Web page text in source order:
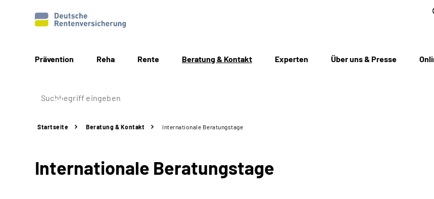
Prävention Reha Rente Beratung & Kontakt Experten Über uns & Presse
Startseite Beratung & Kontakt Internationale Beratungstage
Internationale Beratungstage